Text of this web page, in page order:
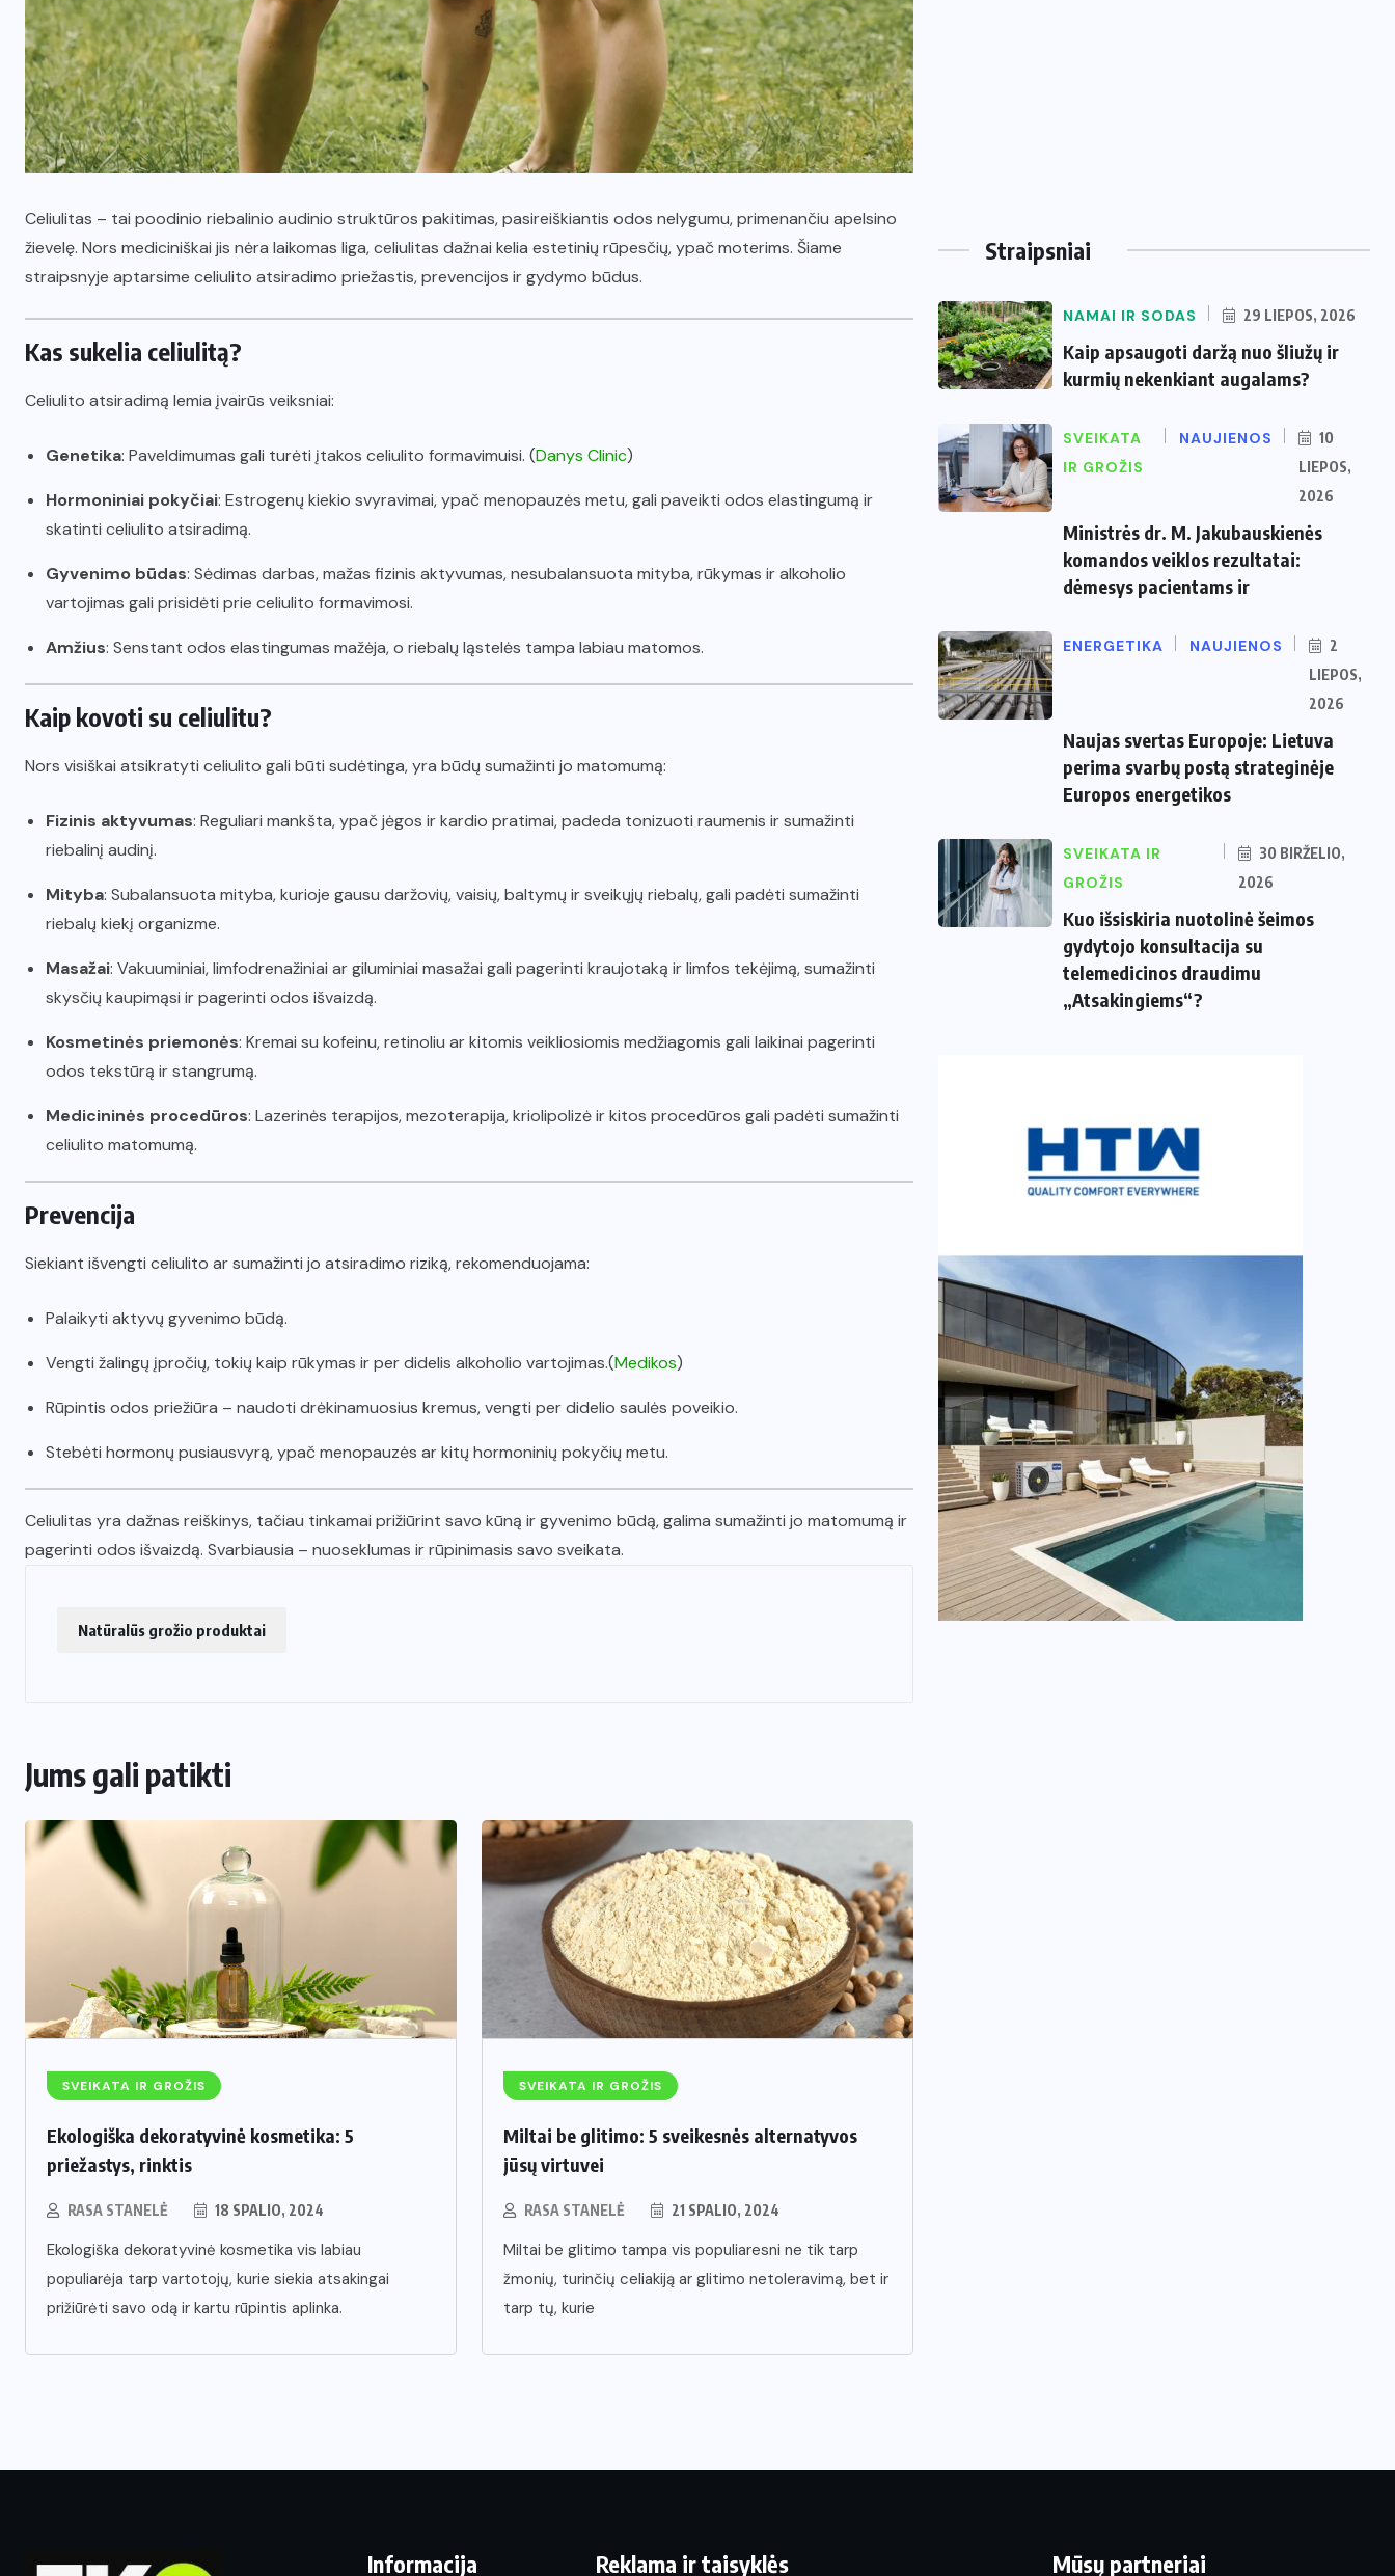
Celiulitas – tai poodinio riebalinio audinio struktūros pakitimas, pasireiškiantis odos nelygumu, primenančiu apelsino
žievelę. Nors mediciniškai jis nėra laikomas liga, celiulitas dažnai kelia estetinių rūpesčių, ypač moterims. Šiame
straipsnyje aptarsime celiulito atsiradimo priežastis, prevencijos ir gydymo būdus.
Kas sukelia celiulitą?
Celiulito atsiradimą lemia įvairūs veiksniai:
Genetika: Paveldimumas gali turėti įtakos celiulito formavimuisi. (Danys Clinic)
Hormoniniai pokyčiai: Estrogenų kiekio svyravimai, ypač menopauzės metu, gali paveikti odos elastingumą ir
skatinti celiulito atsiradimą.
Gyvenimo būdas: Sėdimas darbas, mažas fizinis aktyvumas, nesubalansuota mityba, rūkymas ir alkoholio
vartojimas gali prisidėti prie celiulito formavimosi.
Amžius: Senstant odos elastingumas mažėja, o riebalų ląstelės tampa labiau matomos.
Kaip kovoti su celiulitu?
Nors visiškai atsikratyti celiulito gali būti sudėtinga, yra būdų sumažinti jo matomumą:
Fizinis aktyvumas: Reguliari mankšta, ypač jėgos ir kardio pratimai, padeda tonizuoti raumenis ir sumažinti
riebalinį audinį.
Mityba: Subalansuota mityba, kurioje gausu daržovių, vaisių, baltymų ir sveikųjų riebalų, gali padėti sumažinti
riebalų kiekį organizme.
Masažai: Vakuuminiai, limfodrenažiniai ar giluminiai masažai gali pagerinti kraujotaką ir limfos tekėjimą, sumažinti
skysčių kaupimąsi ir pagerinti odos išvaizdą.
Kosmetinės priemonės: Kremai su kofeinu, retinoliu ar kitomis veikliosiomis medžiagomis gali laikinai pagerinti
odos tekstūrą ir stangrumą.
Medicininės procedūros: Lazerinės terapijos, mezoterapija, kriolipolizė ir kitos procedūros gali padėti sumažinti
celiulito matomumą.
Prevencija
Siekiant išvengti celiulito ar sumažinti jo atsiradimo riziką, rekomenduojama:
Palaikyti aktyvų gyvenimo būdą.
Vengti žalingų įpročių, tokių kaip rūkymas ir per didelis alkoholio vartojimas.(Medikos)
Rūpintis odos priežiūra – naudoti drėkinamuosius kremus, vengti per didelio saulės poveikio.
Stebėti hormonų pusiausvyrą, ypač menopauzės ar kitų hormoninių pokyčių metu.
Celiulitas yra dažnas reiškinys, tačiau tinkamai prižiūrint savo kūną ir gyvenimo būdą, galima sumažinti jo matomumą ir
pagerinti odos išvaizdą. Svarbiausia – nuoseklumas ir rūpinimasis savo sveikata.
Natūralūs grožio produktai
Jums gali patikti
SVEIKATA IR GROŽIS
Ekologiška dekoratyvinė kosmetika: 5
priežastys, rinktis
RASA STANELĖ 18 SPALIO, 2024
Ekologiška dekoratyvinė kosmetika vis labiau
populiarėja tarp vartotojų, kurie siekia atsakingai
prižiūrėti savo odą ir kartu rūpintis aplinka.
SVEIKATA IR GROŽIS
Miltai be glitimo: 5 sveikesnės alternatyvos
jūsų virtuvei
RASA STANELĖ 21 SPALIO, 2024
Miltai be glitimo tampa vis populiaresni ne tik tarp
žmonių, turinčių celiakiją ar glitimo netoleravimą, bet ir
tarp tų, kurie
Straipsniai
NAMAI IR SODAS 29 LIEPOS, 2026
Kaip apsaugoti daržą nuo šliužų ir
kurmių nekenkiant augalams?
SVEIKATA
IR GROŽIS
NAUJIENOS
10
LIEPOS,
2026
Ministrės dr. M. Jakubauskienės
komandos veiklos rezultatai:
dėmesys pacientams ir
ENERGETIKA NAUJIENOS
2
LIEPOS,
2026
Naujas svertas Europoje: Lietuva
perima svarbų postą strateginėje
Europos energetikos
SVEIKATA IR
GROŽIS
30 BIRŽELIO,
2026
Kuo išsiskiria nuotolinė šeimos
gydytojo konsultacija su
telemedicinos draudimu
„Atsakingiems“?
Informacija Reklama ir taisyklės Mūsų partneriai